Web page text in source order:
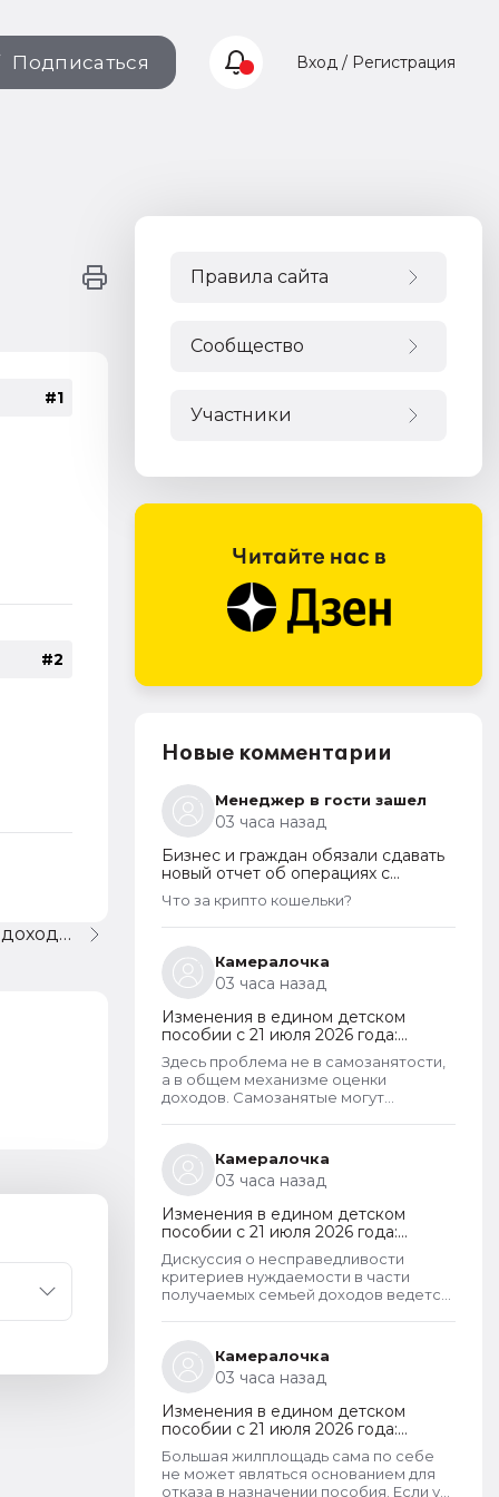
Подписаться Вход / Регистрация
#1
#2
Не проставляется код "Вид дохода".
Правила сайта
Сообщество
Участники
Новые комментарии
Менеджер в гости зашел
03 часа назад
Бизнес и граждан обязали сдавать
новый отчет об операциях с
криптовалютами на иностранных
платформах
Что за крипто кошельки?
Камералочка
03 часа назад
Изменения в едином детском
пособии с 21 июля 2026 года:
пересмотр правила нулевого
дохода и новый порядок
оформления пособий по месту
пребывания
Здесь проблема не в самозанятости,
а в общем механизме оценки
доходов. Самозанятые могут
для этого и самозанятые и работники
по ТД должны соответствовать
критерию нуждаемости. Согласно
данному критерию, их среднедушевой
доход не должен превышать
прожиточный минимум на каждого
члена семьи. И если доход заявителя
хотя бы на 1 рубль превысит
установленный предел, то в пособии
Камералочка
03 часа назад
Изменения в едином детском
пособии с 21 июля 2026 года:
пересмотр правила нулевого
дохода и новый порядок
оформления пособий по месту
пребывания
Дискуссия о несправедливости
критериев нуждаемости в части
получаемых семьей доходов ведется
который уже говорил о том, что
данные критерии необходимо
пересмотреть. В начале года данные
критерии действительно
пересмотрели. Но сделали это
только для многодетных семей.
Теперь при незначительном
превышении доходов таких семей
показателей прожиточного минимума
Камералочка
03 часа назад
Изменения в едином детском
пособии с 21 июля 2026 года:
пересмотр правила нулевого
дохода и новый порядок
оформления пособий по месту
Большая жилплощадь сама по себе
не может являться основанием для
отказа в назначении пособия. Если у